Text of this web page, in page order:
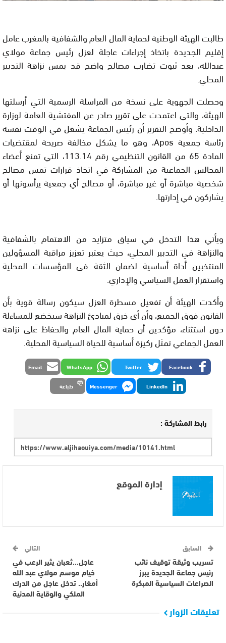
طالبت الهيئة الوطنية لحماية المال العام والشفافية بالمغرب عامل
إقليم الجديدة باتخاذ إجراءات عاجلة لعزل رئيس جماعة مولاي
عبدالله، بعد ثبوت تضارب مصالح واضح قد يمس نزاهة التدبير
المحلي.
وحصلت الجهوية على نسخة من المراسلة الرسمية التي أرسلتها
الهيئة، والتي اعتمدت على تقرير صادر عن المفتشية العامة لوزارة
الداخلية. وأوضح التقرير أن رئيس الجماعة يشغل في الوقت نفسه
رئاسة جمعية Apos، وهو ما يشكل مخالفة صريحة لمقتضيات
المادة 65 من القانون التنظيمي رقم 113.14، التي تمنع أعضاء
المجالس الجماعية من المشاركة في اتخاذ قرارات تمس مصالح
شخصية مباشرة أو غير مباشرة، أو مصالح أي جمعية يرأسونها أو
يشاركون في إدارتها.
ويأتي هذا التدخل في سياق متزايد من الاهتمام بالشفافية
والنزاهة في التدبير المحلي، حيث يعتبر تعزيز مراقبة المسؤولين
المنتخبين أداة أساسية لضمان الثقة في المؤسسات المحلية
واستقرار العمل السياسي والإداري.
وأكدت الهيئة أن تفعيل مسطرة العزل سيكون رسالة قوية بأن
القانون فوق الجميع، وأن أي خرق لمبادئ النزاهة سيخضع للمساءلة
دون استثناء، مؤكدين أن حماية المال العام والحفاظ على نزاهة
العمل الجماعي تمثل ركيزة أساسية للحياة السياسية المحلية.
Facebook
Twitter
WhatsApp
Email
LinkedIn
Messenger طباعة
رابط المشاركة :
إدارة الموقع
السابق
تسريب وثيقة توقيف نائب
رئيس جماعة الجديدة يبرز
الصراعات السياسية المبكرة
التالي
عاجل…ثعبان يثير الرعب في
خيام موسم مولاي عبد الله
أمغار.. تدخل عاجل من الدرك
الملكي والوقاية المدنية
تعليقات الزوار